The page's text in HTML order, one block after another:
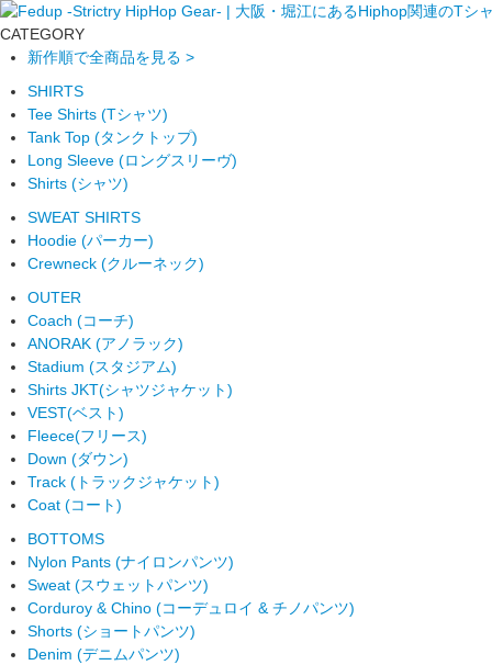
CATEGORY
新作順で全商品を見る >
SHIRTS
Tee Shirts (Tシャツ)
Tank Top (タンクトップ)
Long Sleeve (ロングスリーヴ)
Shirts (シャツ)
SWEAT SHIRTS
Hoodie (パーカー)
Crewneck (クルーネック)
OUTER
Coach (コーチ)
ANORAK (アノラック)
Stadium (スタジアム)
Shirts JKT(シャツジャケット)
VEST(ベスト)
Fleece(フリース)
Down (ダウン)
Track (トラックジャケット)
Coat (コート)
BOTTOMS
Nylon Pants (ナイロンパンツ)
Sweat (スウェットパンツ)
Corduroy & Chino (コーデュロイ & チノパンツ)
Shorts (ショートパンツ)
Denim (デニムパンツ)